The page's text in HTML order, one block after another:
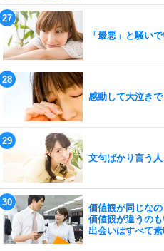
「最悪」と騒い
感動して大泣きで
文句ばかり言う人
価値観が同じなの
価値観が違うのも
出会いはすべて素